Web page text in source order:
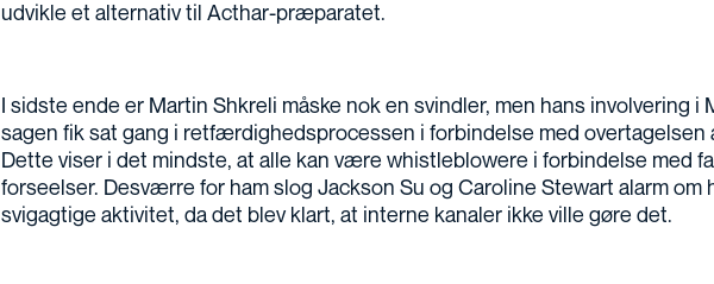
udvikle et alternativ til Acthar-præparatet.
I sidste ende er Martin Shkreli måske nok en svindler, men hans involvering i
sagen fik sat gang i retfærdighedsprocessen i forbindelse med overtagelsen
Dette viser i det mindste, at alle kan være whistleblowere i forbindelse med
forseelser. Desværre for ham slog Jackson Su og Caroline Stewart alarm om
svigagtige aktivitet, da det blev klart, at interne kanaler ikke ville gøre det.